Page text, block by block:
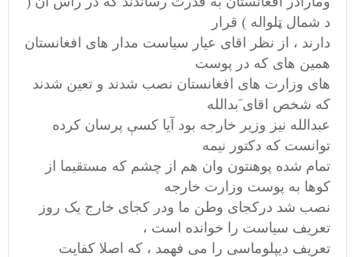
د شمال ټلواله ) قرار
دارند ، از نظر اقای عیار سیاست مدار های افغانستان
همین های که در پوست
های وزارت های افغانستان نصب شدند و تعین شدند
که شخص اقای َبدالله
عبدالله نیز وزیر خارجه بود آیا کسې پرسان کرده
توانست که دکتور نیمه
تمام شده پوهنتون وان هم از چشم که مستقیما از
کوها به پوست وزارت خارجه
نصب شد درکجای وطن ما ودر کجای خارج یک روز
تعریف سیاست را خوانده است ،
تعریف دیپلوماسی را می فهمد ، که اصلا کفایت